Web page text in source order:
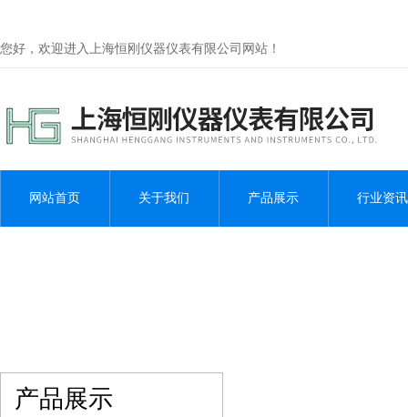
您好，欢迎进入上海恒刚仪器仪表有限公司网站！
网站首页 关于我们 产品展示 行业资讯
产品展示